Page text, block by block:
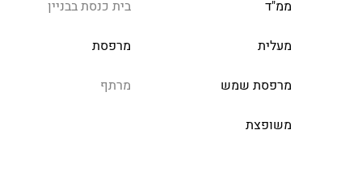
ממ"ד בית כנסת בבניין
מעלית מרפסת
מרפסת שמש מרתף
משופצת